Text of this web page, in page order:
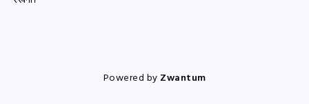
Powered by Zwantum